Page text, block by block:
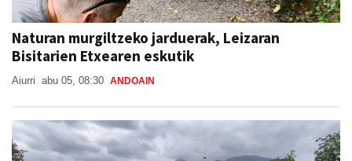
Naturan murgiltzeko jarduerak, Leizaran
Bisitarien Etxearen eskutik
Aiurri abu 05, 08:30 ANDOAIN